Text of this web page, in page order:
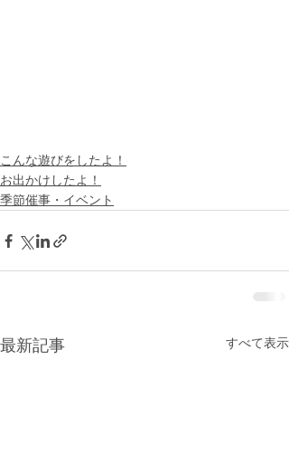
こんな遊びをしたよ！
お出かけしたよ！
季節催事・イベント
最新記事 すべて表示